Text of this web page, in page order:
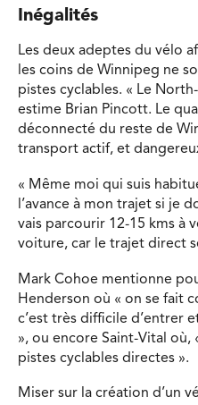
Inégalités
Les deux adeptes du vélo
les coins de Winnipeg ne
pistes cyclables. « Le
estime Brian Pincott. Le
déconnecté du reste de
transport actif, et
« Même moi qui suis
l’avance à mon trajet si je
vais parcourir 12-15 kms à
voiture, car le trajet direct
Mark Cohoe mentionne
Henderson où « on se fait
c’est très difficile d’entrer
», ou encore Saint-Vital où,
pistes cyclables directes ».
Miser sur la création d’un